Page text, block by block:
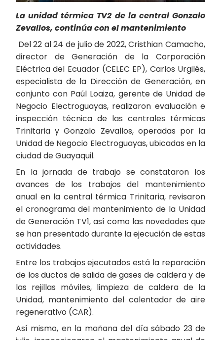
La unidad térmica TV2 de la central Gonzalo
Zevallos, continúa con el mantenimiento
Del 22 al 24 de julio de 2022, Cristhian Camacho,
director de Generación de la Corporación
Eléctrica del Ecuador (CELEC EP), Carlos Urgilés,
especialista de la Dirección de Generación, en
conjunto con Paúl Loaiza, gerente de Unidad de
Negocio Electroguayas, realizaron evaluación e
inspección técnica de las centrales térmicas
Trinitaria y Gonzalo Zevallos, operadas por la
Unidad de Negocio Electroguayas, ubicadas en la
ciudad de Guayaquil.
En la jornada de trabajo se constataron los
avances de los trabajos del mantenimiento
anual en la central térmica Trinitaria, revisaron
el cronograma del mantenimiento de la Unidad
de Generación TV1, así como las novedades que
se han presentado durante la ejecución de estas
actividades.
Entre los trabajos ejecutados está la reparación
de los ductos de salida de gases de caldera y de
las rejillas móviles, limpieza de caldera de la
Unidad, mantenimiento del calentador de aire
regenerativo (CAR).
Así mismo, en la mañana del día sábado 23 de